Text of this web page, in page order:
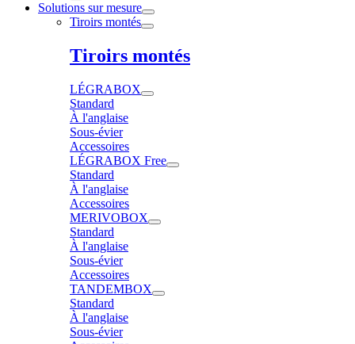
Solutions sur mesure
Tiroirs montés
Tiroirs montés
LÉGRABOX
Standard
À l'anglaise
Sous-évier
Accessoires
LÉGRABOX Free
Standard
À l'anglaise
Accessoires
MERIVOBOX
Standard
À l'anglaise
Sous-évier
Accessoires
TANDEMBOX
Standard
À l'anglaise
Sous-évier